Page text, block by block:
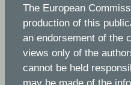
The European
production of this
an endorsement of the
views only of the
cannot be held